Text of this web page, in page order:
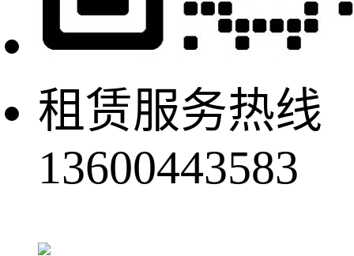
租赁服务热线
13600443583